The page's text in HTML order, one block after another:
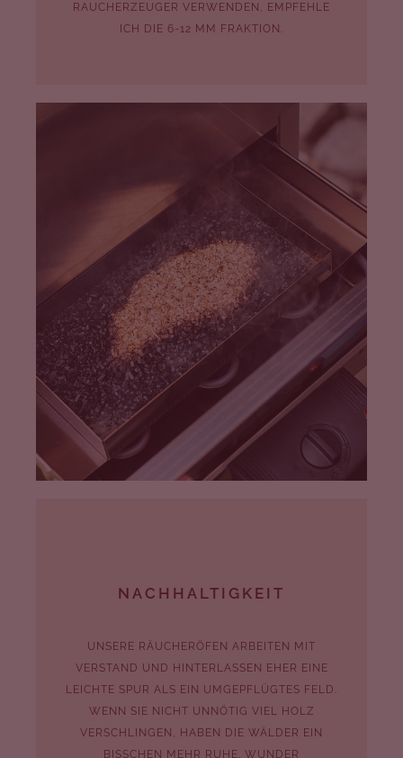
RAUCHERZEUGER VERWENDEN, EMPFEHLE
ICH DIE 6-12 MM FRAKTION.
NACHHALTIGKEIT
UNSERE RÄUCHERÖFEN ARBEITEN MIT
VERSTAND UND HINTERLASSEN EHER EINE
LEICHTE SPUR ALS EIN UMGEPFLÜGTES FELD.
WENN SIE NICHT UNNÖTIG VIEL HOLZ
VERSCHLINGEN, HABEN DIE WÄLDER EIN
BISSCHEN MEHR RUHE. WUNDER